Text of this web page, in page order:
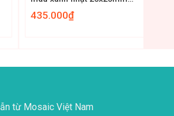
MST25030
435.000₫
từ Mosaic Việt Nam